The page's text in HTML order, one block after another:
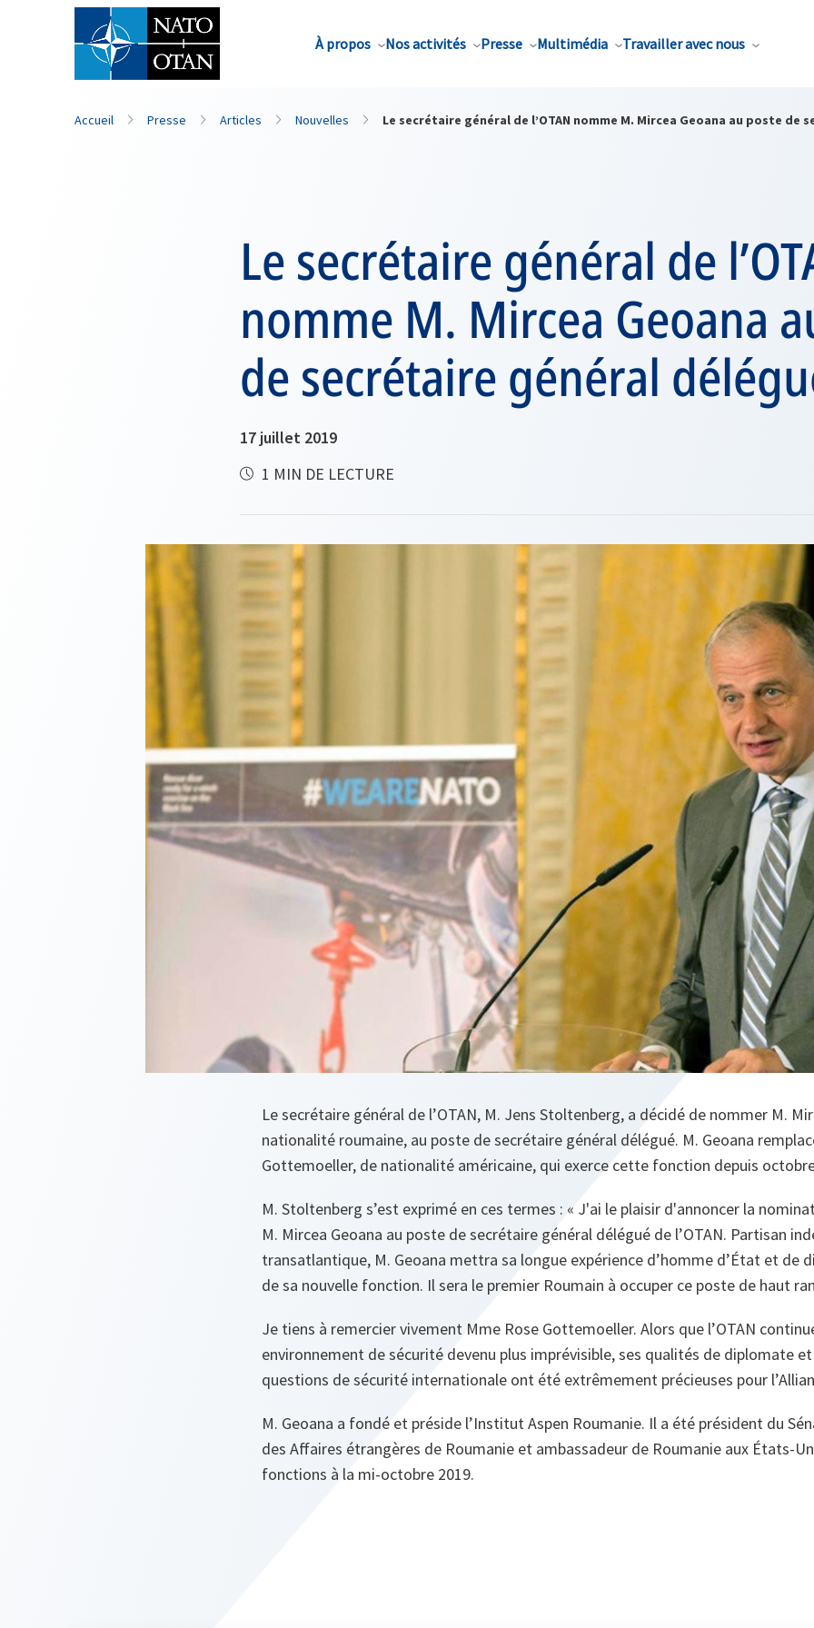
À propos Nos activités Presse Multimédia Travailler avec nous
Nom de famille*
Accueil Presse Articles Nouvelles Le secrétaire général de l’OTAN nomme M. Mircea Geoana au poste de
Le secrétaire général de
nomme M. Mircea Geoana
de secrétaire général
17 juillet 2019
1 MIN DE LECTURE
Le secrétaire général de l’OTAN, M. Jens Stoltenberg, a décidé de nommer M.
nationalité roumaine, au poste de secrétaire général délégué. M. Geoana
Gottemoeller, de nationalité américaine, qui exerce cette fonction depuis
M. Stoltenberg s’est exprimé en ces termes : « J'ai le plaisir d'annoncer la
M. Mircea Geoana au poste de secrétaire général délégué de l’OTAN. Partisan
transatlantique, M. Geoana mettra sa longue expérience d’homme d’État et de
de sa nouvelle fonction. Il sera le premier Roumain à occuper ce poste de haut
Je tiens à remercier vivement Mme Rose Gottemoeller. Alors que l’OTAN
environnement de sécurité devenu plus imprévisible, ses qualités de diplomate
questions de sécurité internationale ont été extrêmement précieuses pour
M. Geoana a fondé et préside l’Institut Aspen Roumanie. Il a été président du
des Affaires étrangères de Roumanie et ambassadeur de Roumanie aux États-
fonctions à la mi-octobre 2019.